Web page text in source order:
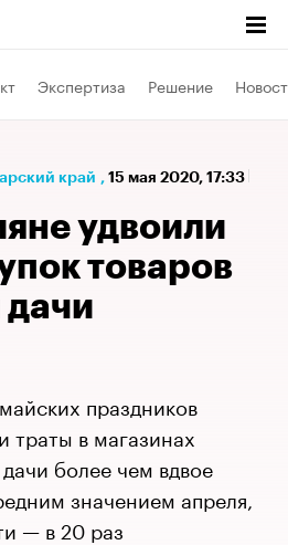
Экспертиза Решение
край , 15 мая 2020, 17:33
удвоили
товаров
дачи
праздников
траты в магазинах
более чем вдвое
значением апреля,
— в 20 раз